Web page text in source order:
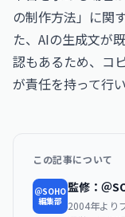
の制作方法」に関
た、AIの生成文が
認もあるため、コ
が責任を持って行
この記事について
＠SOHO
編集部
監修：＠
2004年より